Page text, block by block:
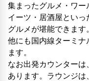
集まったグルメ・ワー
イーツ・居酒屋とい
グルメが堪能できます
他にも国内線ターミナ
ます。
なお出発カウンター
あります。ラウンジ